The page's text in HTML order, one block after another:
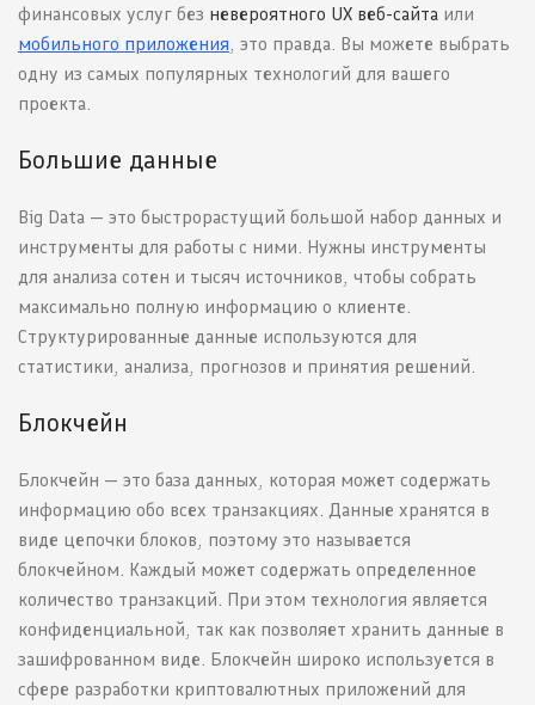
финансовых услуг без невероятного UX веб-сайта или
мобильного приложения , это правда. Вы можете выбрать
одну из самых популярных технологий для вашего
проекта.
Большие данные
Big Data — это быстрорастущий большой набор данных и
инструменты для работы с ними. Нужны инструменты
для анализа сотен и тысяч источников, чтобы собрать
максимально полную информацию о клиенте.
Структурированные данные используются для
статистики, анализа, прогнозов и принятия решений.
Блокчейн
Блокчейн — это база данных, которая может содержать
информацию обо всех транзакциях. Данные хранятся в
виде цепочки блоков, поэтому это называется
блокчейном. Каждый может содержать определенное
количество транзакций. При этом технология является
конфиденциальной, так как позволяет хранить данные в
зашифрованном виде. Блокчейн широко используется в
сфере разработки криптовалютных приложений для